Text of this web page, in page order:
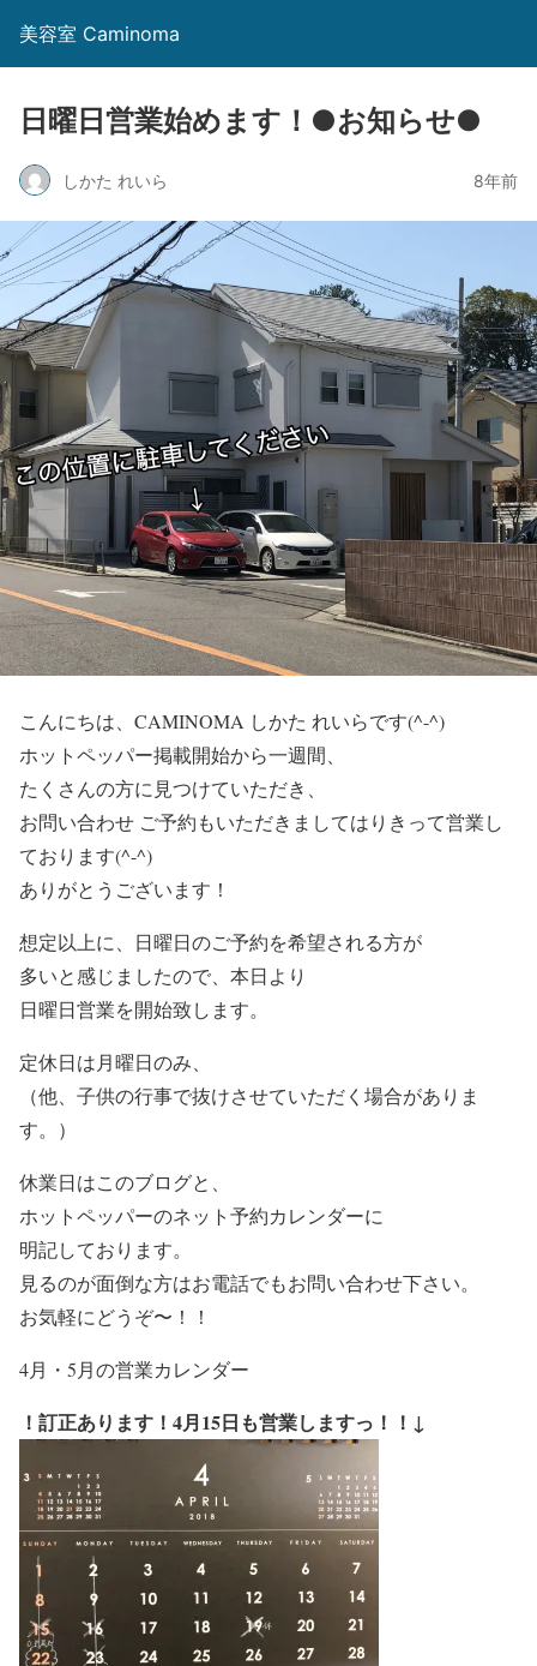
美容室 Caminoma
日曜日営業始めます！●お知らせ●
しかた れいら 8年前
こんにちは、CAMINOMA しかた れいらです(^-^)
ホットペッパー掲載開始から一週間、
たくさんの方に見つけていただき、
お問い合わせ ご予約もいただきましてはりきって営業し
ております(^-^)
ありがとうございます！
想定以上に、日曜日のご予約を希望される方が
多いと感じましたので、本日より
日曜日営業を開始致します。
定休日は月曜日のみ、
（他、子供の行事で抜けさせていただく場合がありま
す。）
休業日はこのブログと、
ホットペッパーのネット予約カレンダーに
明記しております。
見るのが面倒な方はお電話でもお問い合わせ下さい。
お気軽にどうぞ〜！！
4月・5月の営業カレンダー
！訂正あります！4月15日も営業しますっ！！↓